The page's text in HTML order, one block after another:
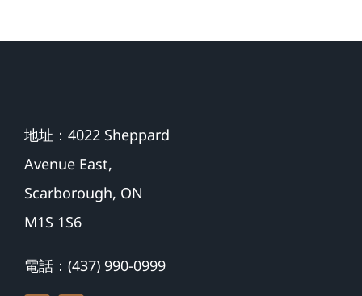
地址：4022 Sheppard
Avenue East,
Scarborough, ON
M1S 1S6
電話：(437) 990-0999